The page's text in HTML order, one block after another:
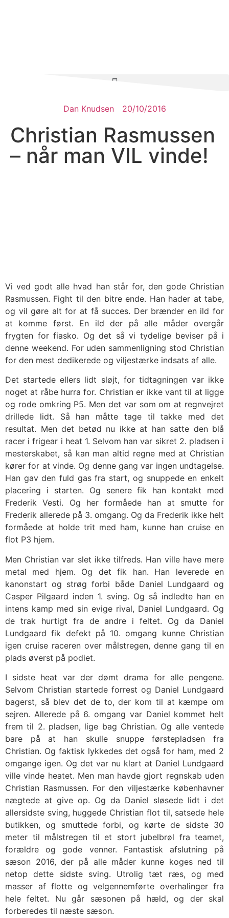
Dan Knudsen 20/10/2016
Christian Rasmussen
– når man VIL vinde!
Vi ved godt alle hvad han står for, den gode Christian
Rasmussen. Fight til den bitre ende. Han hader at tabe,
og vil gøre alt for at få succes. Der brænder en ild for
at komme først. En ild der på alle måder overgår
frygten for fiasko. Og det så vi tydelige beviser på i
denne weekend. For uden sammenligning stod Christian
for den mest dedikerede og viljestærke indsats af alle.
Det startede ellers lidt sløjt, for tidtagningen var ikke
noget at råbe hurra for. Christian er ikke vant til at ligge
og rode omkring P5. Men det var som om at regnvejret
drillede lidt. Så han måtte tage til takke med det
resultat. Men det betød nu ikke at han satte den blå
racer i frigear i heat 1. Selvom han var sikret 2. pladsen i
mesterskabet, så kan man altid regne med at Christian
kører for at vinde. Og denne gang var ingen undtagelse.
Han gav den fuld gas fra start, og snuppede en enkelt
placering i starten. Og senere fik han kontakt med
Frederik Vesti. Og her formåede han at smutte for
Frederik allerede på 3. omgang. Og da Frederik ikke helt
formåede at holde trit med ham, kunne han cruise en
flot P3 hjem.
Men Christian var slet ikke tilfreds. Han ville have mere
metal med hjem. Og det fik han. Han leverede en
kanonstart og strøg forbi både Daniel Lundgaard og
Casper Pilgaard inden 1. sving. Og så indledte han en
intens kamp med sin evige rival, Daniel Lundgaard. Og
de trak hurtigt fra de andre i feltet. Og da Daniel
Lundgaard fik defekt på 10. omgang kunne Christian
igen cruise raceren over målstregen, denne gang til en
plads øverst på podiet.
I sidste heat var der dømt drama for alle pengene.
Selvom Christian startede forrest og Daniel Lundgaard
bagerst, så blev det de to, der kom til at kæmpe om
sejren. Allerede på 6. omgang var Daniel kommet helt
frem til 2. pladsen, lige bag Christian. Og alle ventede
bare på at han skulle snuppe førstepladsen fra
Christian. Og faktisk lykkedes det også for ham, med 2
omgange igen. Og det var nu klart at Daniel Lundgaard
ville vinde heatet. Men man havde gjort regnskab uden
Christian Rasmussen. For den viljestærke københavner
nægtede at give op. Og da Daniel sløsede lidt i det
allersidste sving, huggede Christian flot til, satsede hele
butikken, og smuttede forbi, og kørte de sidste 30
meter til målstregen til et stort jubelbrøl fra teamet,
forældre og gode venner. Fantastisk afslutning på
sæson 2016, der på alle måder kunne koges ned til
netop dette sidste sving. Utrolig tæt ræs, og med
masser af flotte og velgennemførte overhalinger fra
hele feltet. Nu går sæsonen på hæld, og der skal
forberedes til næste sæson.